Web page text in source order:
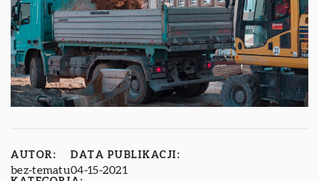
AUTOR:
bez-tematu
DATA PUBLIKACJI:
04-15-2021